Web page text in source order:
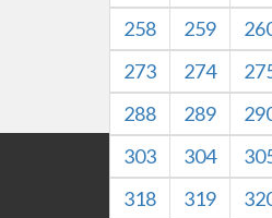
258
259
273
274
288
289
303
304
318
319
版权所有
本网站内容仅